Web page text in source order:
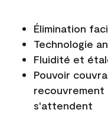
Élimination
Technologie
Fluidité et
Pouvoir
recouvrement
s'attendent